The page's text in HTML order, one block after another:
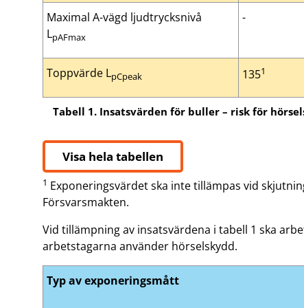
Tabell 1. Insatsvärden för buller – risk för
Maximal A-vägd ljudtrycksnivå
LpAFmax
-
Toppvärde LpCpeak 1351
Visa hela tabellen
1 Exponeringsvärdet ska inte tillämpas vid
Försvarsmakten.
Vid tillämpning av insatsvärdena i tabell 1 ska
arbetstagarna använder hörselskydd.
Typ av exponeringsmått